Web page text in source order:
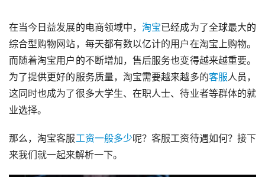
在当今日益发展的电商领域中，淘宝已经成为了全球最大的
综合型购物网站，每天都有数以亿计的用户在淘宝上购物。
而随着淘宝用户的不断增加，售后服务也变得越来越重要。
为了提供更好的服务质量，淘宝需要越来越多的客服人员，
这同时也成为了很多大学生、在职人士、待业者等群体的就
业选择。
那么，淘宝客服工资一般多少呢？客服工资待遇如何？接下
来我们就一起来解析一下。